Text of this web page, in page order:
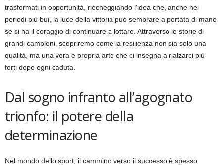
trasformati in opportunità, riecheggiando l’idea che, anche nei
periodi più bui, la luce della vittoria può sembrare a portata di mano
se si ha il coraggio di continuare a lottare. Attraverso le storie di
grandi campioni, scopriremo come la resilienza non sia solo una
qualità, ma una vera e propria arte che ci insegna a rialzarci più
forti dopo ogni caduta.
Dal sogno infranto all’agognato
trionfo: il potere della
determinazione
Nel mondo dello sport, il cammino verso il successo è spesso